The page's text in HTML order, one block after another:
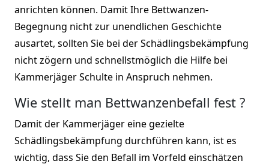
anrichten können. Damit Ihre Bettwanzen-
Begegnung nicht zur unendlichen Geschichte
ausartet, sollten Sie bei der Schädlingsbekämpfung
nicht zögern und schnellstmöglich die Hilfe bei
Kammerjäger Schulte in Anspruch nehmen.
Wie stellt man Bettwanzenbefall fest ?
Damit der Kammerjäger eine gezielte
Schädlingsbekämpfung durchführen kann, ist es
wichtig, dass Sie den Befall im Vorfeld einschätzen